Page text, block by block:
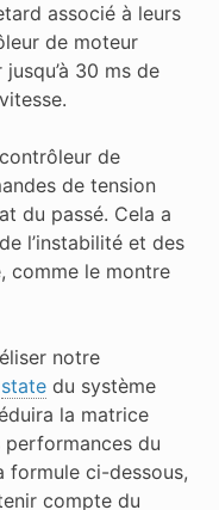
associé à leurs
de moteur
30 ms de
de
de tension
du passé. Cela a
l’instabilité et des
comme le montre
notre
statedu système
la matrice
performances du
formule ci-dessous,
compte du